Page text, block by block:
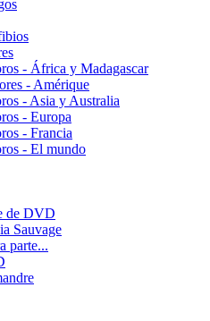
- África y Madagascar
- Amérique
- Asia y Australia
- Europa
- Francia
- El mundo
de DVD
Sauvage
parte...